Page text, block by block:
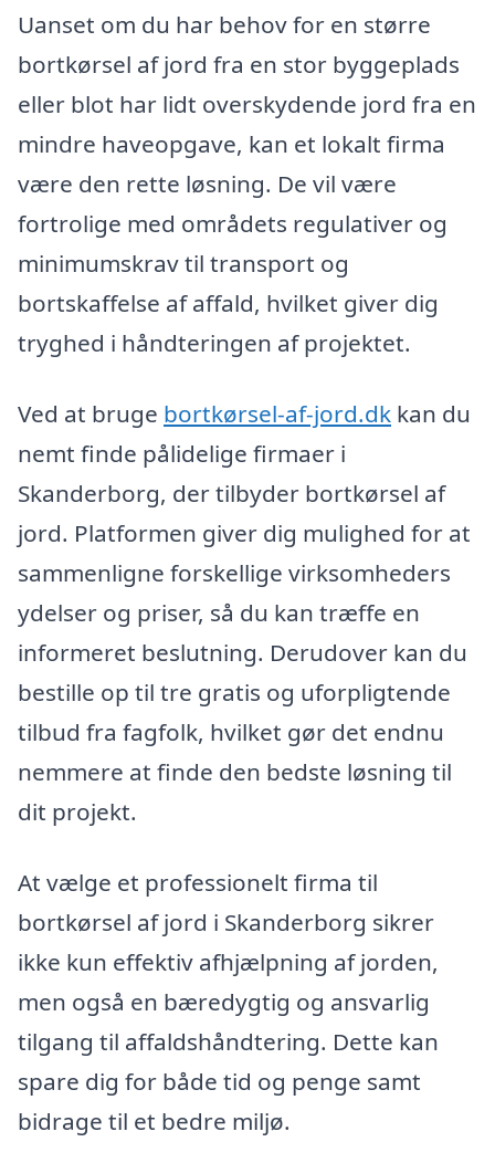
Uanset om du har behov for en større
bortkørsel af jord fra en stor byggeplads
eller blot har lidt overskydende jord fra en
mindre haveopgave, kan et lokalt firma
være den rette løsning. De vil være
fortrolige med områdets regulativer og
minimumskrav til transport og
bortskaffelse af affald, hvilket giver dig
tryghed i håndteringen af projektet.
Ved at bruge bortkørsel-af-jord.dk kan du
nemt finde pålidelige firmaer i
Skanderborg, der tilbyder bortkørsel af
jord. Platformen giver dig mulighed for at
sammenligne forskellige virksomheders
ydelser og priser, så du kan træffe en
informeret beslutning. Derudover kan du
bestille op til tre gratis og uforpligtende
tilbud fra fagfolk, hvilket gør det endnu
nemmere at finde den bedste løsning til
dit projekt.
At vælge et professionelt firma til
bortkørsel af jord i Skanderborg sikrer
ikke kun effektiv afhjælpning af jorden,
men også en bæredygtig og ansvarlig
tilgang til affaldshåndtering. Dette kan
spare dig for både tid og penge samt
bidrage til et bedre miljø.